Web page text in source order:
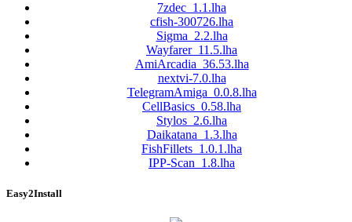
7zdec_1.1.lha
cfish-300726.lha
Sigma_2.2.lha
Wayfarer_11.5.lha
AmiArcadia_36.53.lha
nextvi-7.0.lha
TelegramAmiga_0.0.8.lha
CellBasics_0.58.lha
Stylos_2.6.lha
Daikatana_1.3.lha
FishFillets_1.0.1.lha
IPP-Scan_1.8.lha
Easy2Install